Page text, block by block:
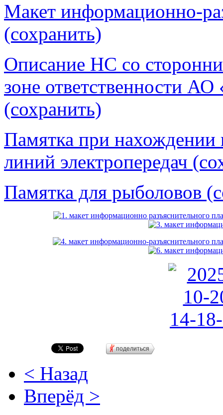
Макет информационно-
(сохранить)
Описание НС со
зоне ответственности
(сохранить)
Памятка при
линий электропередач
Памятка для рыболовов
поделиться
< Назад
Вперёд >